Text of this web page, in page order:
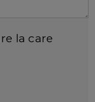
la care